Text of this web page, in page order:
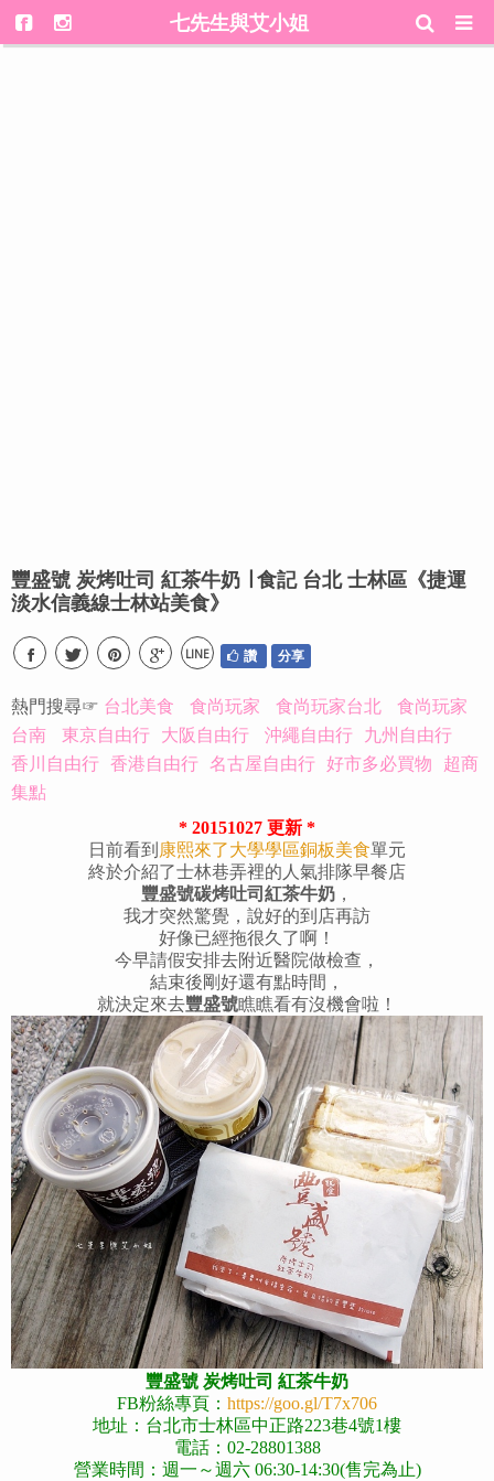
七先生與艾小姐
豐盛號 炭烤吐司 紅茶牛奶 ∣ 食記 台北 士林區《捷運
淡水信義線士林站美食》
LINE 讚 分享
熱門搜尋☞ 台北美食 食尚玩家 食尚玩家台北
食尚玩家
台南
東京自由行 大阪自由行 沖繩自由行 九州自由行
香川自由行 香港自由行 名古屋自由行 好市多必買物 超商
集點
* 20151027 更新 *
日前看到 康熙來了大學學區銅板美食單元
終於介紹了士林巷弄裡的人氣排隊早餐店
豐盛號碳烤吐司紅茶牛奶 ，
我才突然驚覺，說好的到店再訪
好像已經拖很久了啊！
今早請假安排去附近醫院做檢查，
結束後剛好還有點時間，
就決定來去豐盛號瞧瞧看有沒機會啦！
豐盛號 炭烤吐司 紅茶牛奶
FB粉絲專頁： https://goo.gl/T7x706
地址：台北市士林區中正路223巷4號1樓
電話：02-28801388
營業時間：週一～週六 06:30-14:30(售完為止)